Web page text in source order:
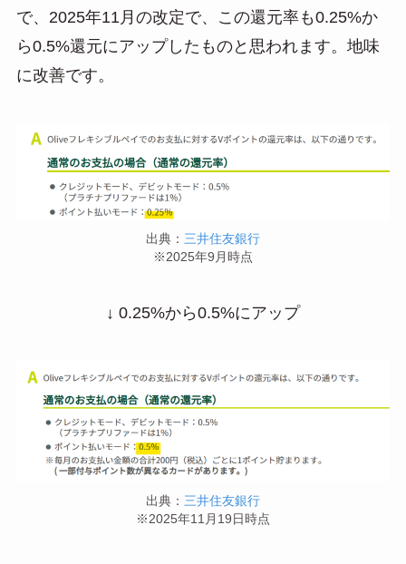
で、2025年11月の改定で、この還元率も0.25%か
ら0.5%還元にアップしたものと思われます。地味
に改善です。
出典： 三井住友銀行
※2025年9月時点
↓ 0.25%から0.5%にアップ
出典： 三井住友銀行
※2025年11月19日時点